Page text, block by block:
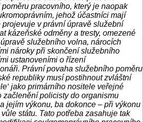
pracovního, který je naopak
jehož účastníci mají
projevuje v právní úpravě služební
kázeňské odměny a tresty, omezené
služebního volna, nárocích
nároky při skončení služebního
ustanoveními o řízení
Právní povaha služebního poměru
republiky musí postihnout zvláštní
jako primárního nositele veřejné
začlenění policisty do organismu
jejím výkonu, ba dokonce – při výkonu
státu. Tato potřeba zasahuje tak